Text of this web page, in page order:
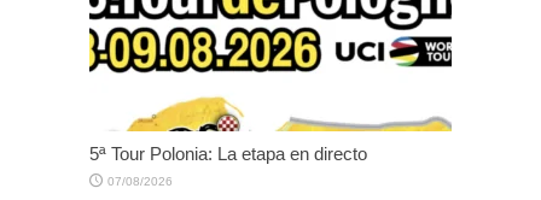
5ª Tour Polonia: La etapa en directo
07/08/2026